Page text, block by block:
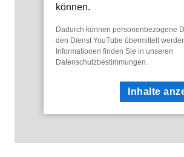
können.
Dadurch können personenbezogene
den Dienst YouTube übermittelt
Informationen finden Sie in unseren
Datenschutzbestimmungen
Inhalte